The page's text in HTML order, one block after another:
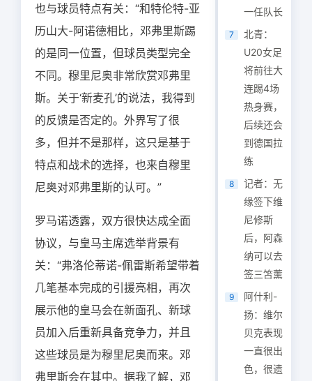
也与球员特点有关：“和特伦特-亚
历山大-阿诺德相比，邓弗里斯踢
的是同一位置，但球员类型完全
不同。穆里尼奥非常欣赏邓弗里
斯。关于‘新麦孔’的说法，我得到
的反馈是否定的。外界写了很
多，但并不是那样，这只是基于
特点和战术的选择，也来自穆里
尼奥对邓弗里斯的认可。”
罗马诺透露，双方很快达成全面
协议，与皇马主席选举背景有
关：“弗洛伦蒂诺-佩雷斯希望带着
几笔基本完成的引援亮相，再次
展示他的皇马会在新面孔、新球
员加入后重新具备竞争力，并且
这些球员是为穆里尼奥而来。邓
弗里斯会在其中。据我了解，邓
一任队长
7
北青：
U20女足
将前往大
连踢4场
热身赛，
后续还会
到德国拉
练
8
记者：无
缘签下维
尼修斯
后，阿森
纳可以去
签三笘薰
9
阿什利-
扬：维尔
贝克表现
一直很出
色，很遗